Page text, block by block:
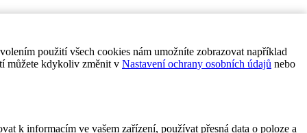
použití všech cookies nám umožníte zobrazovat například
můžete kdykoliv změnit v Nastavení ochrany osobních údajů nebo
k informacím ve vašem zařízení, používat přesná data o poloze a